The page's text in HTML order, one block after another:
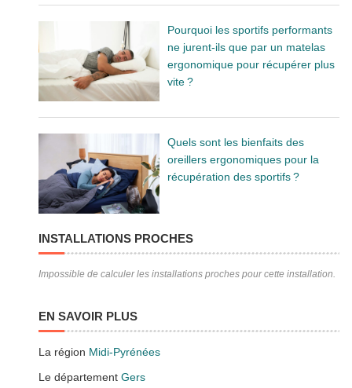
Pourquoi les sportifs performants
ne jurent-ils que par un matelas
ergonomique pour récupérer plus
vite ?
Quels sont les bienfaits des
oreillers ergonomiques pour la
récupération des sportifs ?
INSTALLATIONS PROCHES
Impossible de calculer les installations proches pour cette installation.
EN SAVOIR PLUS
La région Midi-Pyrénées
Le départementGers